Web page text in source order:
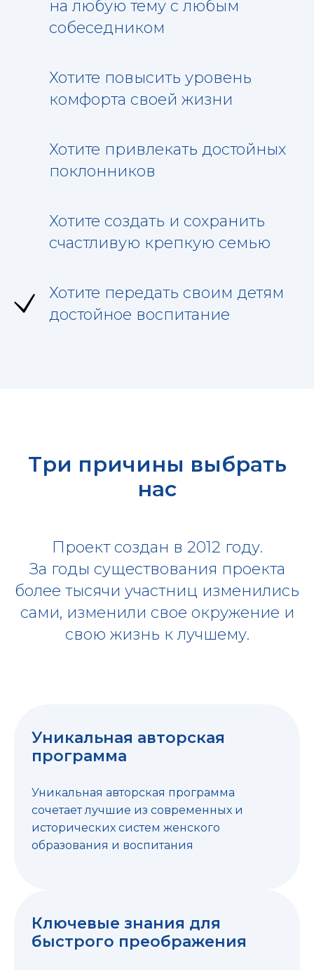
на любую тему с любым
собеседником
Хотите повысить уровень
комфорта своей жизни
Хотите привлекать достойных
поклонников
Хотите создать и сохранить
счастливую крепкую семью
Хотите передать своим детям
достойное воспитание
Три причины выбрать
нас
Проект создан в 2012 году.
За годы существования проекта
более тысячи участниц изменились
сами, изменили свое окружение и
свою жизнь к лучшему.
Уникальная авторская
программа
Уникальная авторская программа
сочетает лучшие из современных и
исторических систем женского
образования и воспитания
Ключевые знания для
быстрого преображения